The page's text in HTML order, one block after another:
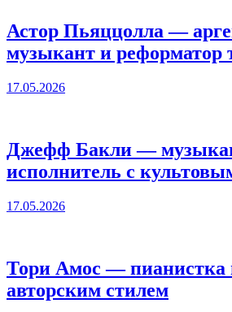
Астор Пьяццолла —
музыкант и реформатор
17.05.2026
Джефф Бакли —
исполнитель с
17.05.2026
Тори Амос — пианистка
авторским стилем